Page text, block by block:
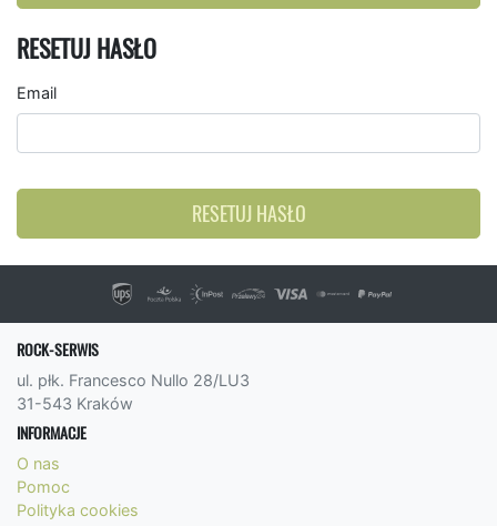
RESETUJ HASŁO
Email
RESETUJ HASŁO
ROCK-SERWIS
ul. płk. Francesco Nullo 28/LU3
31-543 Kraków
INFORMACJE
O nas
Pomoc
Polityka cookies